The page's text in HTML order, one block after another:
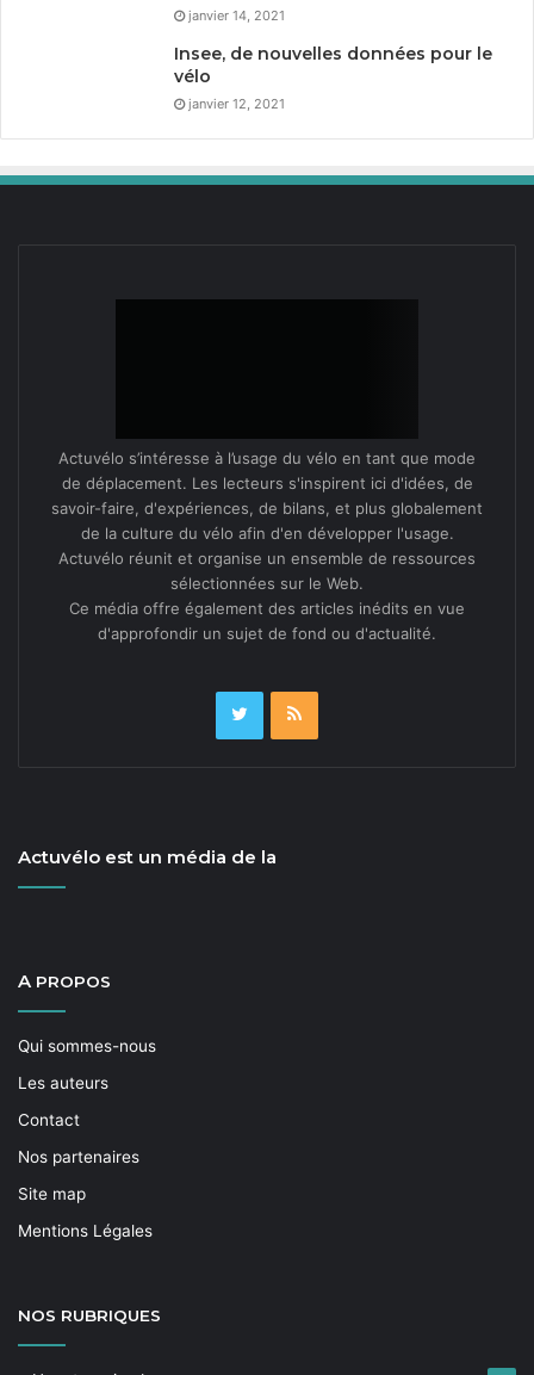
janvier 14, 2021
Insee, de nouvelles données pour le
vélo
janvier 12, 2021
Actuvélo s’intéresse à l’usage du vélo en tant que mode
de déplacement. Les lecteurs s'inspirent ici d'idées, de
savoir-faire, d'expériences, de bilans, et plus globalement
de la culture du vélo afin d'en développer l'usage.
Actuvélo réunit et organise un ensemble de ressources
sélectionnées sur le Web.
Ce média offre également des articles inédits en vue
d'approfondir un sujet de fond ou d'actualité.
Actuvélo est un média de la
A PROPOS
Qui sommes-nous
Les auteurs
Contact
Nos partenaires
Site map
Mentions Légales
NOS RUBRIQUES